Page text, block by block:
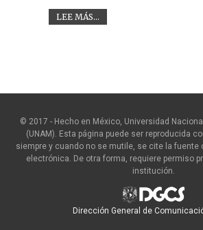
LEE MÁS...
© 2017 - Hecho en México, Universidad
(UNAM). Esta página puede ser reproducida
siempre y cuando no se mutile, se cite la fuente
electrónica. De otra forma, requiere permiso
institución.
Dirección General de